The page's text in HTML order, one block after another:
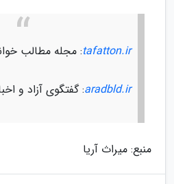
tafatton.ir: مجله مطالب
aradbld.ir: گفتگوی آزاد و
منبع: میراث آریا